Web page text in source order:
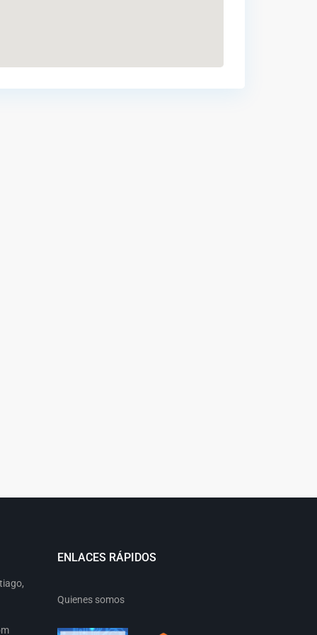
ENLACES RÁPIDOS
Quienes somos